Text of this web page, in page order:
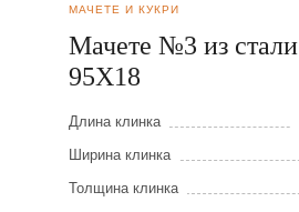
МАЧЕТЕ И КУКРИ
Мачете №3 из стали
95Х18
Длина клинка
Ширина клинка
Толщина клинка